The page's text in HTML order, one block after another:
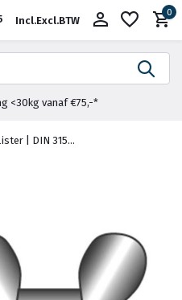
Incl.Excl.BTW
0
<30kg vanaf €75,-*
| DIN 315...